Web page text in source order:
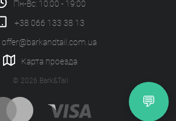
Пн-Вс: 10:00 - 19:00
+38 066 133 38 13
offer@barkandtail.com.ua
Карта проезда
© 2026 Bark&Tail
💬